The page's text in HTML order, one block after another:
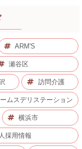
ARM'S
瀬谷区
訪問介護
ムスデリステーション
横浜市
採用情報